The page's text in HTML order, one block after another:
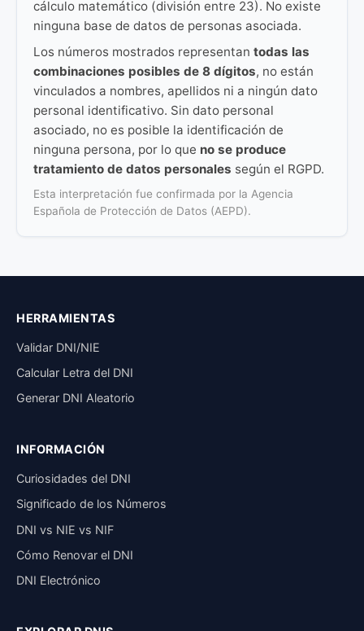
cálculo matemático (división entre 23). No existe
ninguna base de datos de personas asociada.
Los números mostrados representan todas las
combinaciones posibles de 8 dígitos, no están
vinculados a nombres, apellidos ni a ningún dato
personal identificativo. Sin dato personal
asociado, no es posible la identificación de
ninguna persona, por lo que no se produce
tratamiento de datos personales según el RGPD.
Esta interpretación fue confirmada por la Agencia
Española de Protección de Datos (AEPD).
HERRAMIENTAS
Validar DNI/NIE
Calcular Letra del DNI
Generar DNI Aleatorio
INFORMACIÓN
Curiosidades del DNI
Significado de los Números
DNI vs NIE vs NIF
Cómo Renovar el DNI
DNI Electrónico